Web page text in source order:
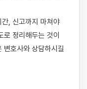
, 신고까지 마쳐야
로 정리해두는 것이
변호사와 상담하시길